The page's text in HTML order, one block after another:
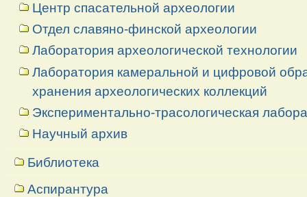
Центр спасательной археологии
Отдел славяно-финской археологии
Лаборатория археологической технологии
Лаборатория камеральной и цифровой
хранения археологических коллекций
Экспериментально-трасологическая
Научный архив
Библиотека
Аспирантура